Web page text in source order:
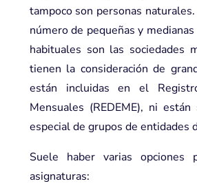
tampoco son personas
número de pequeñas y
habituales son las sociedades
tienen la consideración de
están incluidas en el
Mensuales (REDEME), ni
especial de grupos de entidades
Suele haber varias
asignaturas: